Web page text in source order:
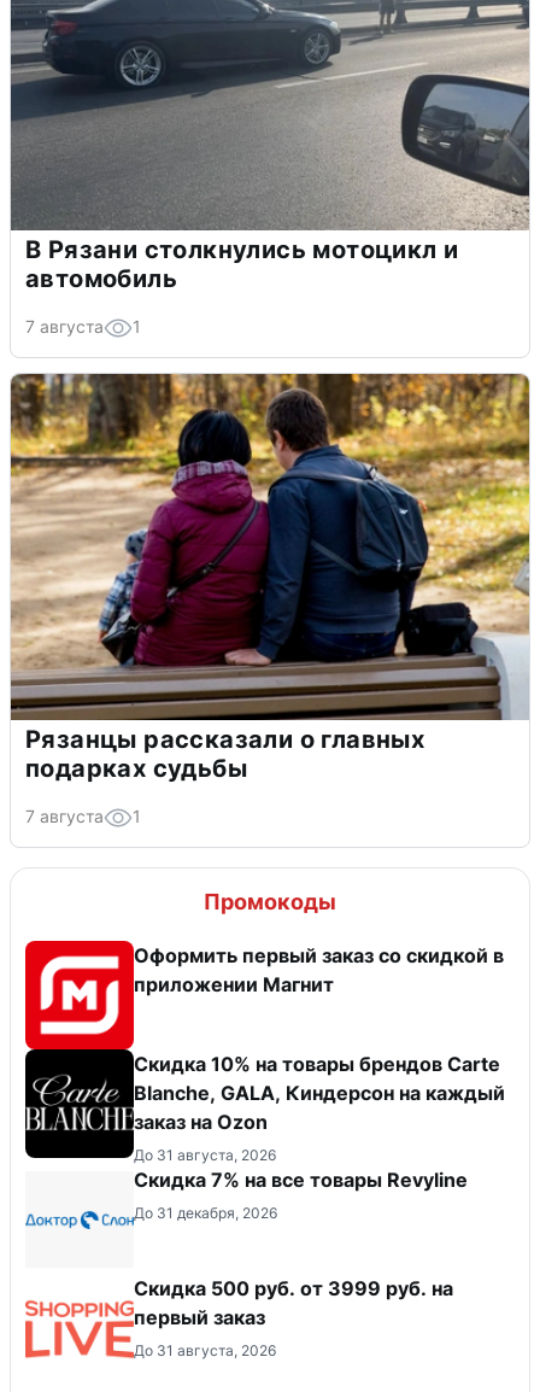
В Рязани столкнулись мотоцикл и
автомобиль
7 августа 1
Рязанцы рассказали о главных
подарках судьбы
7 августа 1
Промокоды
Оформить первый заказ со скидкой в
приложении Магнит
Скидка 10% на товары брендов Carte
Blanche, GALA, Киндерсон на каждый
заказ на Оzon
До 31 августа, 2026
​Скидка 7% на все товары Revyline
До 31 декабря, 2026
Скидка 500 руб. от 3999 руб. на
первый заказ
До 31 августа, 2026